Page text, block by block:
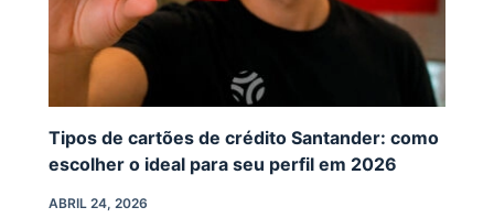
Tipos de cartões de crédito Santander: como
escolher o ideal para seu perfil em 2026
ABRIL 24, 2026